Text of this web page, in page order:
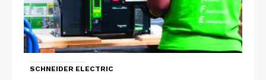
SCHNEIDER ELECTRIC